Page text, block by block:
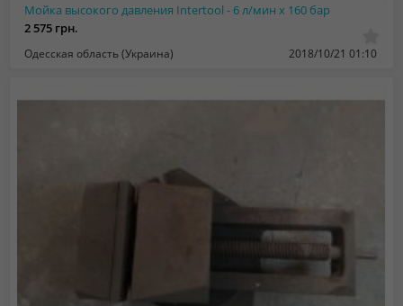
Мойка высокого давления Intertool - 6 л/мин x 160 бар
2 575 грн.
Одесская область (Украина) 2018/10/21 01:10